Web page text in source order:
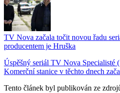
TV Nova začala točit novou řadu
producentem je Hruška
Úspěšný seriál TV Nova Specialisté
Komerční stanice v těchto dnech
Tento článek byl publikován ze